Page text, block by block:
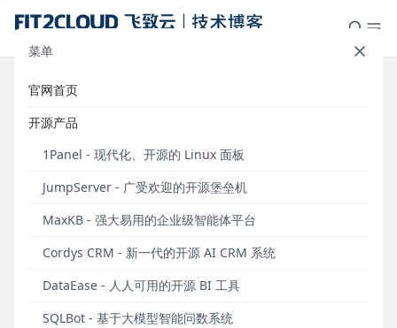
菜单
官网首页
开源产品
1Panel - 现代化、开源的 Linux 面板
JumpServer - 广受欢迎的开源堡垒机
MaxKB - 强大易用的企业级智能体平台
Cordys CRM - 新一代的开源 AI CRM 系统
DataEase - 人人可用的开源 BI 工具
SQLBot - 基于大模型智能问数系统
飞致云开源社区月度动态报告
（2024年7月）
FIT2CLOUD飞致云以月度为单位发布《飞致云开源社
区月度动态报告》，旨在向广大社区用户同步飞致云
新版本发布、社区运营成果等相关信息。